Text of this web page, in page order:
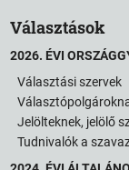
Választások
2026. ÉVI
Választási szervek
Jelölteknek, jelölő
Tudnivalók a